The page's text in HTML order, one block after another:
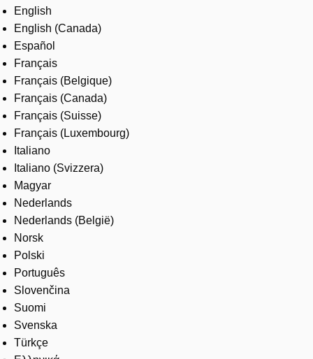
Careers
English
English (Canada)
Español
Français
Français (Belgique)
Français (Canada)
Français (Suisse)
Français (Luxembourg)
Italiano
Italiano (Svizzera)
Magyar
Nederlands
Nederlands (België)
Norsk
Polski
Português
Slovenčina
Suomi
Svenska
Türkçe